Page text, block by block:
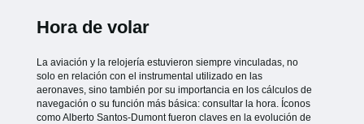
Hora de volar
La aviación y la relojería estuvieron siempre vinculadas, no
solo en relación con el instrumental utilizado en las
aeronaves, sino también por su importancia en los cálculos de
navegación o su función más básica: consultar la hora. Íconos
como Alberto Santos-Dumont fueron claves en la evolución de